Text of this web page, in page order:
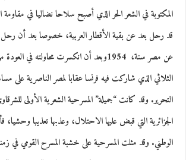
قد رحل بعد عن بقية الأقطار العربية، خصوصا بعد أن رحل
عن مصر سنة، 1954‮ ‬وبعد أن انكسرت محاولته في
الثلاثي الذي شاركت فيه فرنسا عقابا لمصر الناصرية على
التحرير. وقد كانت “جميلة” المسرحية الشعرية الأولى
الجزائرية التي قبض عليها الاحتلال،‮
الوطني. وقد مثلت المسرحية على خشبة المسرح القومي في